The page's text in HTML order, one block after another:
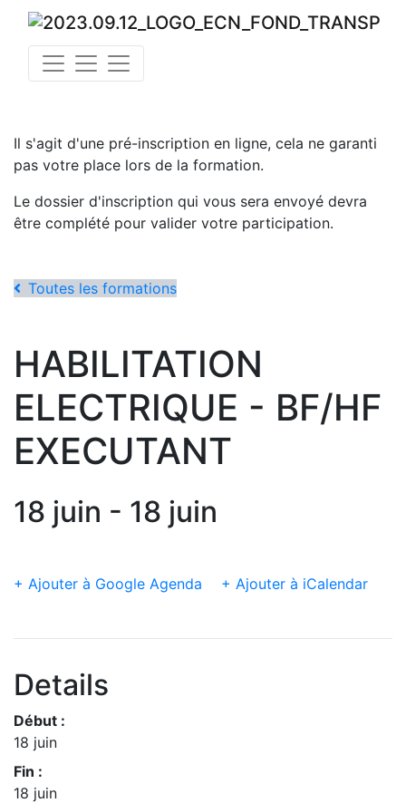
Il s'agit d'une pré-inscription en ligne, cela ne garanti
pas votre place lors de la formation.
Le dossier d'inscription qui vous sera envoyé devra
être complété pour valider votre participation.
Toutes les formations
HABILITATION
ELECTRIQUE - BF/HF
EXECUTANT
18 juin - 18 juin
+ Ajouter à Google Agenda + Ajouter à iCalendar
Details
Début :
18 juin
Fin :
18 juin